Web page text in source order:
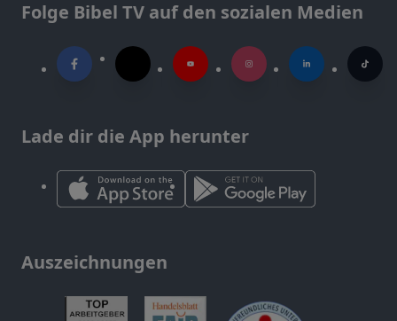
Folge Bibel TV auf den sozialen Medien
Lade dir die App herunter
Auszeichnungen